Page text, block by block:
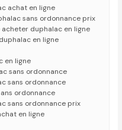
achat en ligne
sans ordonnance prix
duphalac en ligne
en ligne
en ligne
sans ordonnance
sans ordonnance
ordonnance
sans ordonnance prix
en ligne